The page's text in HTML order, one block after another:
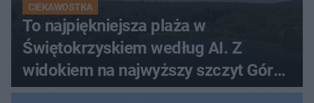
CIEKAWOSTKA
To najpiękniejsza plaża w
Świętokrzyskiem według AI. Z
widokiem na najwyższy szczyt Gór
Świętokrzyskich